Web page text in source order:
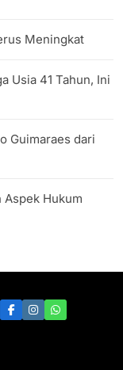
Meningkat
Usia 41 Tahun, Ini
Guimaraes dari
Aspek Hukum